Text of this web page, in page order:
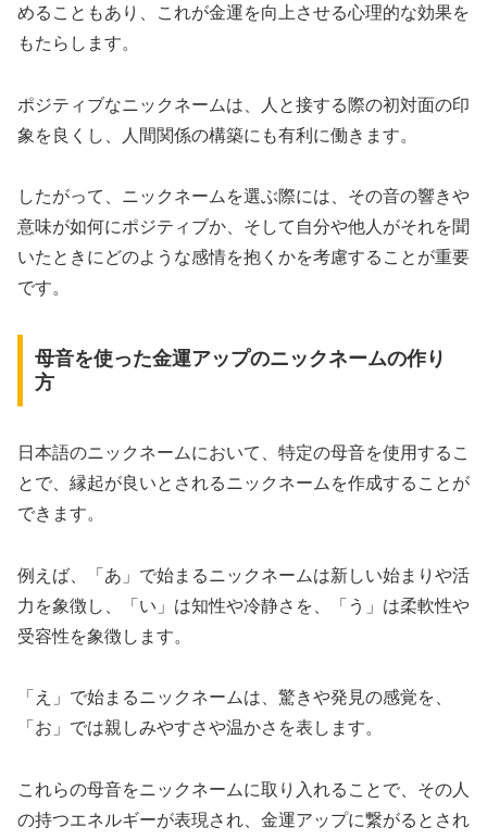
めることもあり、これが金運を向上させる心理的な効果を
もたらします。
ポジティブなニックネームは、人と接する際の初対面の印
象を良くし、人間関係の構築にも有利に働きます。
したがって、ニックネームを選ぶ際には、その音の響きや
意味が如何にポジティブか、そして自分や他人がそれを聞
いたときにどのような感情を抱くかを考慮することが重要
です。
母音を使った金運アップのニックネームの作り
方
日本語のニックネームにおいて、特定の母音を使用するこ
とで、縁起が良いとされるニックネームを作成することが
できます。
例えば、「あ」で始まるニックネームは新しい始まりや活
力を象徴し、「い」は知性や冷静さを、「う」は柔軟性や
受容性を象徴します。
「え」で始まるニックネームは、驚きや発見の感覚を、
「お」では親しみやすさや温かさを表します。
これらの母音をニックネームに取り入れることで、その人
の持つエネルギーが表現され、金運アップに繋がるとされ